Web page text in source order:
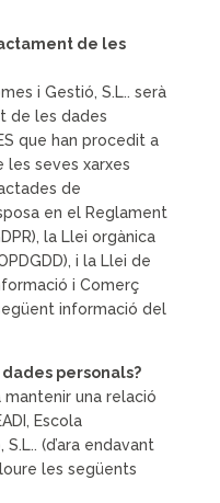
de les
i Gestió, S.L.. serà
de les dades
que han procedit a
les seves xarxes
de
en el Reglament
la Llei orgànica
i la Llei de
i Comerç
informació del
personals?
una relació
Escola
(d’ara endavant
les següents